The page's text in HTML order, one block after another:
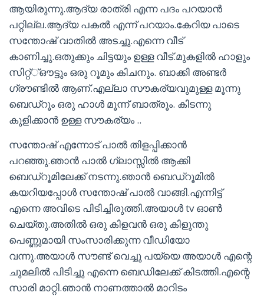
ആയിരുന്നു.ആദ്യ രാത്രി എന്ന പദം പറയാൻ
പറ്റില്ല.ആദ്യ പകൽ എന്ന് പറയാം.കേറിയ പാടെ
സന്തോഷ് വാതിൽ അടച്ചു.എന്നെ വീട്
കാണിച്ചു.ഒതുക്കും ചിട്ടയും ഉള്ള വീട്.മുകളിൽ ഹാളും
സിറ്റ്്ഔട്ടും ഒരു റൂമും കിചനും. ബാക്കി അണ്ടർ
ഗ്രൗണ്ടിൽ ആണ്.എല്ലാ സൗകര്യവുമുള്ള മൂന്നു
ബെഡ്‌റൂം ഒരു ഹാൾ മൂന്ന് ബാത്രൂം. കിടന്നു
കുളിക്കാൻ ഉള്ള സൗകര്യം ..
സന്തോഷ് എന്നോട് പാൽ തിളപ്പിക്കാൻ
പറഞ്ഞു.ഞാൻ പാൽ ഗ്ലാസ്സിൽ ആക്കി
ബെഡ്റൂമിലേക്ക് നടന്നു.ഞാൻ ബെഡ്റൂമിൽ
കയറിയപ്പോൾ സന്തോഷ് പാൽ വാങ്ങി.എന്നിട്ട്
എന്നെ അവിടെ പിടിച്ചിരുത്തി.അയാൾ tv ഓൺ
ചെയ്തു.അതിൽ ഒരു കിളവൻ ഒരു കിളുന്തു
പെണ്ണുമായി സംസാരിക്കുന്ന വീഡിയോ
വന്നു.അയാൾ സൗണ്ട് വെച്ചു പയ്യെ അയാൾ എന്റെ
ചുമലിൽ പിടിച്ചു എന്നെ ബെഡിലേക്ക് കിടത്തി.എന്റെ
സാരി മാറ്റി.ഞാൻ നാണത്താൽ മാറിടം